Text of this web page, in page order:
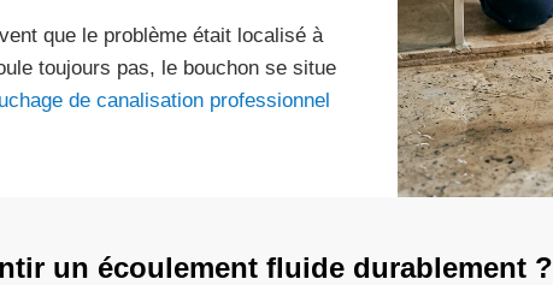
que le problème était localisé à
toujours pas, le bouchon se situe
de canalisation professionnel
un écoulement fluide durablement ?